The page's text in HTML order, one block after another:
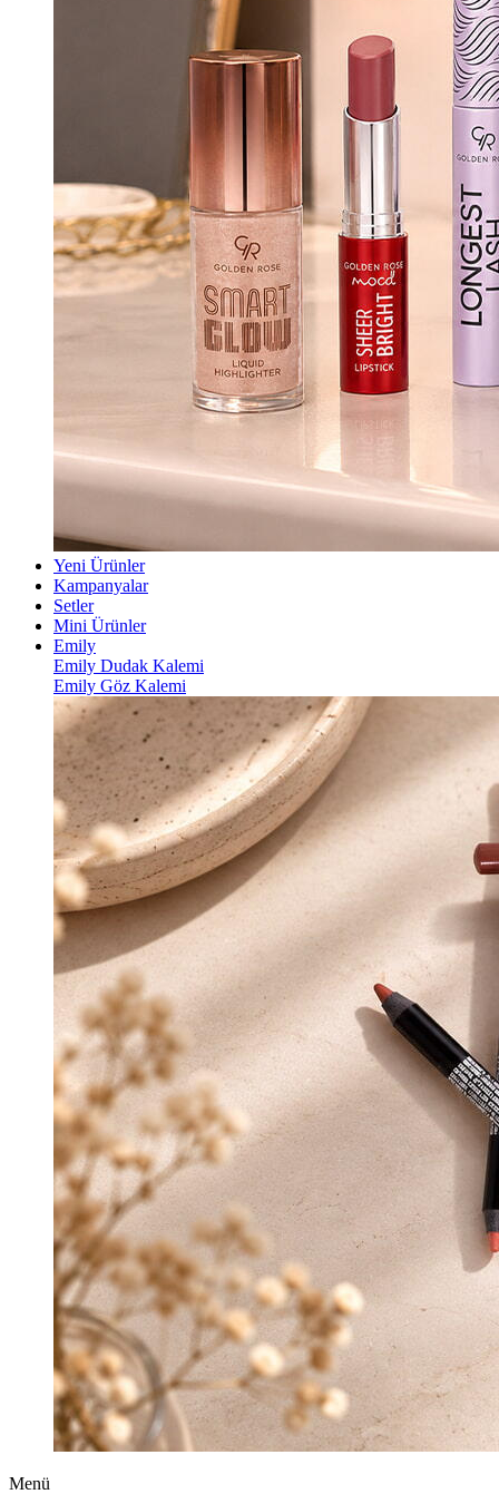
Yeni Ürünler
Kampanyalar
Setler
Mini Ürünler
Emily
Emily Dudak Kalemi
Emily Göz Kalemi
Menü